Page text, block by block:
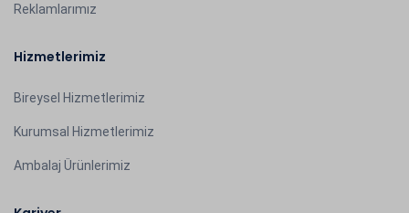
Reklamlarımız
Hizmetlerimiz
Bireysel Hizmetlerimiz
Kurumsal Hizmetlerimiz
Ambalaj Ürünlerimiz